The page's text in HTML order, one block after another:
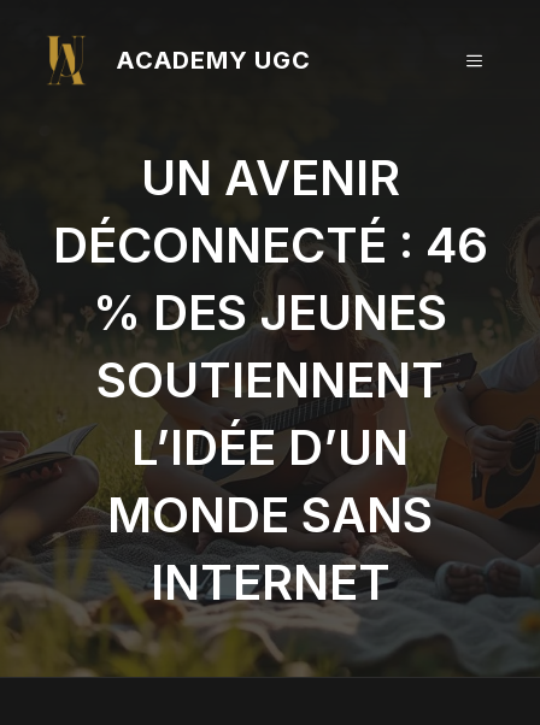
contenu
ACADEMY UGC MENU
UN AVENIR
DÉCONNECTÉ : 46
% DES JEUNES
SOUTIENNENT
L’IDÉE D’UN
MONDE SANS
INTERNET